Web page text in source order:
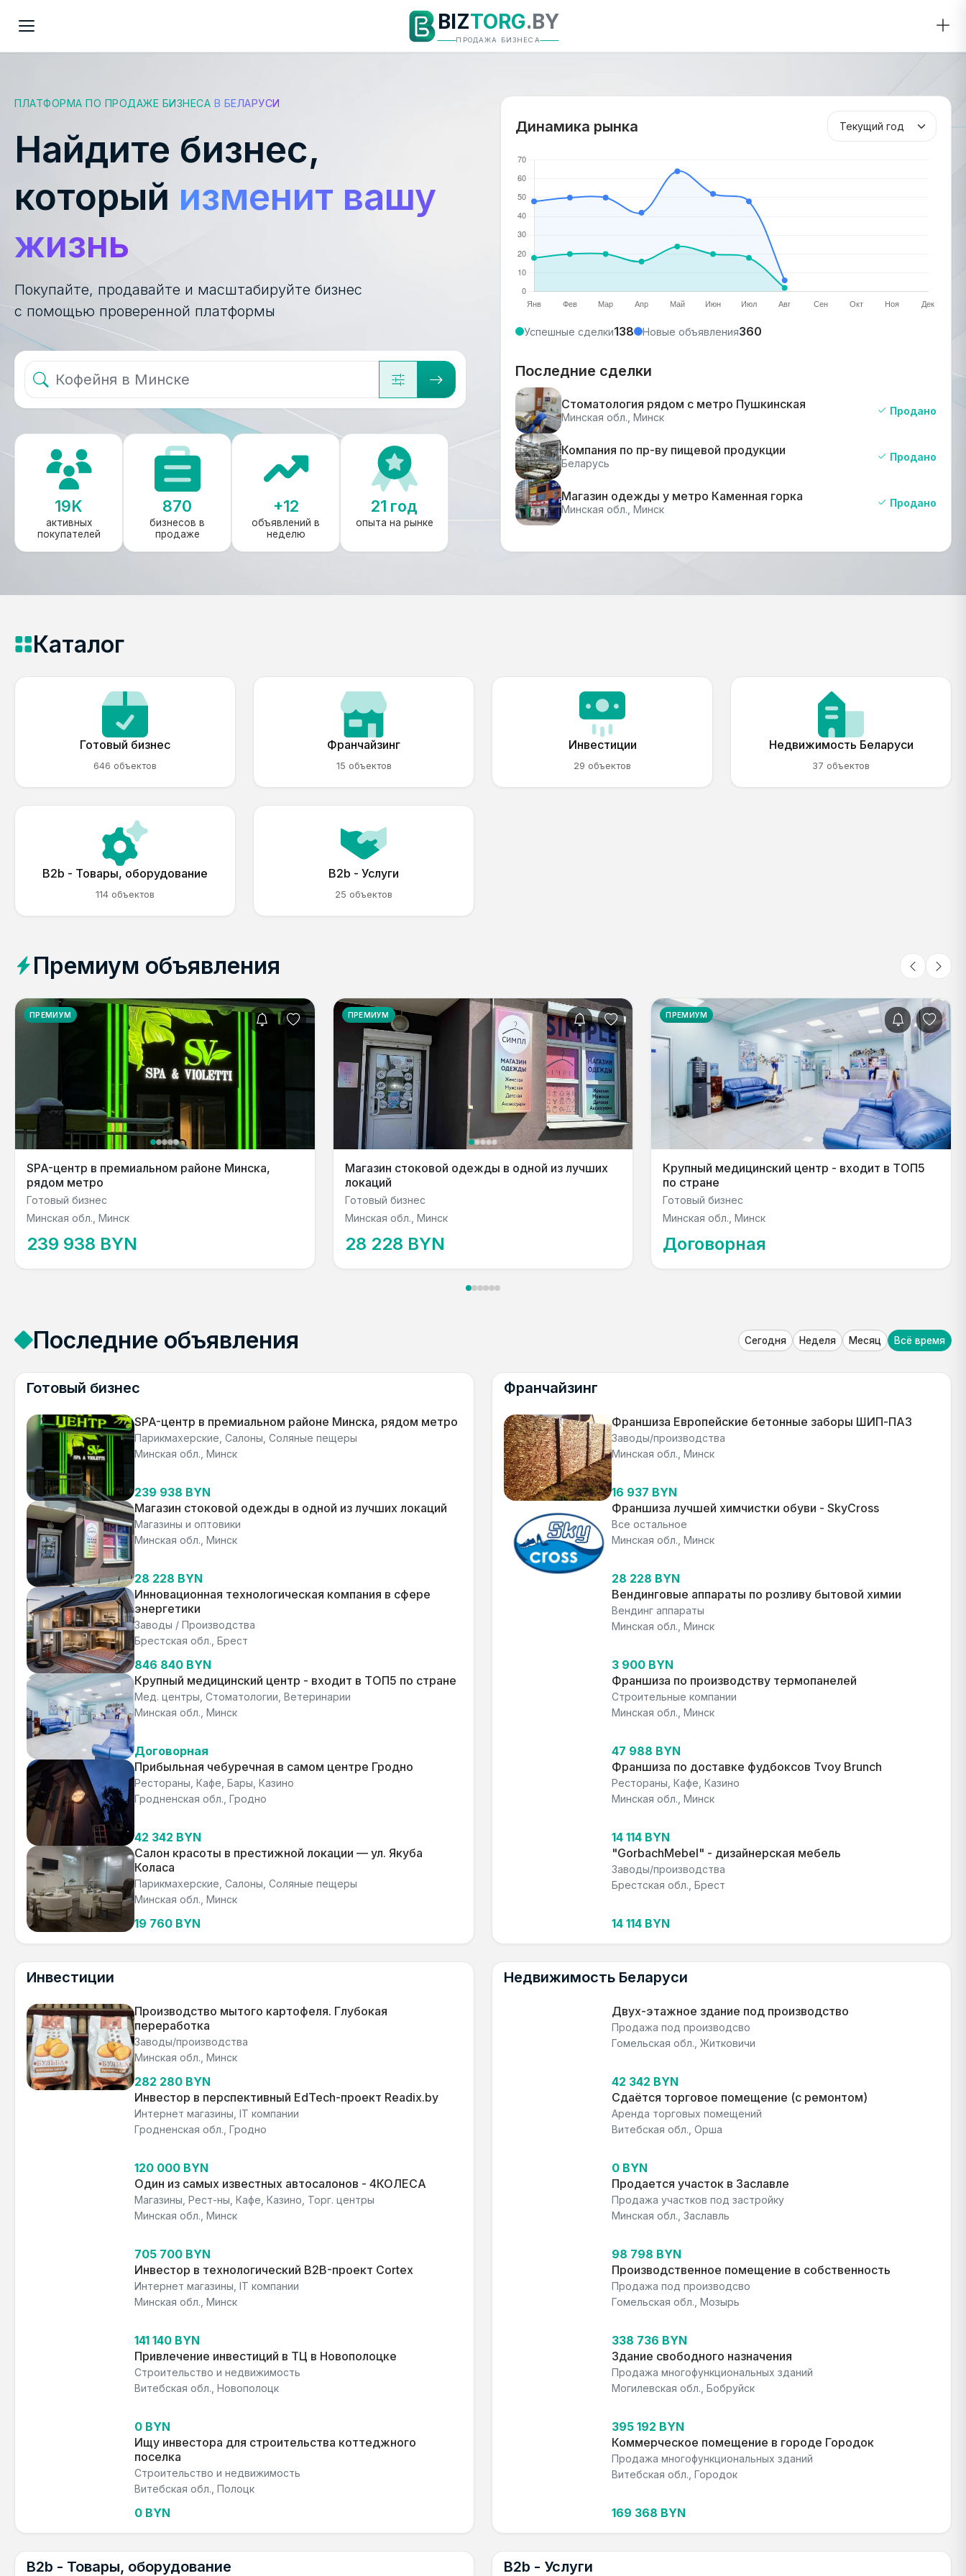
BIZTORG.BY
ПРОДАЖА БИЗНЕСА
ПЛАТФОРМА ПО ПРОДАЖЕ БИЗНЕСА В БЕЛАРУСИ
Найдите бизнес,
который изменит вашу
жизнь
Покупайте, продавайте и масштабируйте бизнес
с помощью проверенной платформы
19K
активных
покупателей
870
бизнесов в
продаже
+12
объявлений в
неделю
21 год
опыта на рынке
Динамика рынка
Период графика
Успешные сделки138 Новые объявления360
Последние сделки
Стоматология рядом с метро Пушкинская
Минская обл., Минск
Продано
Компания по пр-ву пищевой продукции
Беларусь
Продано
Магазин одежды у метро Каменная горка
Минская обл., Минск
Продано
Каталог
Готовый бизнес
646 объектов
Франчайзинг
15 объектов
Инвестиции
29 объектов
Недвижимость Беларуси
37 объектов
B2b - Товары, оборудование
114 объектов
B2b - Услуги
25 объектов
Премиум объявления
ПРЕМИУМ
SPA-центр в премиальном районе Минска,
рядом метро
Готовый бизнес
Минская обл., Минск
239 938 BYN
ПРЕМИУМ
Магазин стоковой одежды в одной из лучших
локаций
Готовый бизнес
Минская обл., Минск
28 228 BYN
ПРЕМИУМ
Крупный медицинский центр - входит в ТОП5
по стране
Готовый бизнес
Минская обл., Минск
Договорная
Последние объявления Сегодня Неделя Месяц Всё время
Готовый бизнес
SPA-центр в премиальном районе Минска, рядом метро
Парикмахерские, Салоны, Соляные пещеры
Минская обл., Минск
239 938 BYN
Магазин стоковой одежды в одной из лучших локаций
Магазины и оптовики
Минская обл., Минск
28 228 BYN
Инновационная технологическая компания в сфере
энергетики
Заводы / Производства
Брестская обл., Брест
846 840 BYN
Крупный медицинский центр - входит в ТОП5 по стране
Мед. центры, Стоматологии, Ветеринарии
Минская обл., Минск
Договорная
Прибыльная чебуречная в самом центре Гродно
Рестораны, Кафе, Бары, Казино
Гродненская обл., Гродно
42 342 BYN
Салон красоты в престижной локации — ул. Якуба
Коласа
Парикмахерские, Салоны, Соляные пещеры
Минская обл., Минск
19 760 BYN
Франчайзинг
Франшиза Европейские бетонные заборы ШИП-ПАЗ
Заводы/производства
Минская обл., Минск
16 937 BYN
Франшиза лучшей химчистки обуви - SkyCross
Все остальное
Минская обл., Минск
28 228 BYN
Вендинговые аппараты по розливу бытовой химии
Вендинг аппараты
Минская обл., Минск
3 900 BYN
Франшиза по производству термопанелей
Строительные компании
Минская обл., Минск
47 988 BYN
Франшиза по доставке фудбоксов Tvoy Brunch
Рестораны, Кафе, Казино
Минская обл., Минск
14 114 BYN
"GorbachMebel" - дизайнерская мебель
Заводы/производства
Брестская обл., Брест
14 114 BYN
Инвестиции
Производство мытого картофеля. Глубокая
переработка
Заводы/производства
Минская обл., Минск
282 280 BYN
Инвестор в перспективный EdTech-проект Readix.by
Интернет магазины, IT компании
Гродненская обл., Гродно
120 000 BYN
Один из самых известных автосалонов - 4КОЛЕСА
Магазины, Рест-ны, Кафе, Казино, Торг. центры
Минская обл., Минск
705 700 BYN
Инвестор в технологический B2B-проект Cortex
Интернет магазины, IT компании
Минская обл., Минск
141 140 BYN
Привлечение инвестиций в ТЦ в Новополоцке
Строительство и недвижимость
Витебская обл., Новополоцк
0 BYN
Ищу инвестора для строительства коттеджного
поселка
Строительство и недвижимость
Витебская обл., Полоцк
0 BYN
Недвижимость Беларуси
Двух-этажное здание под производство
Продажа под производсво
Гомельская обл., Житковичи
42 342 BYN
Сдаётся торговое помещение (с ремонтом)
Аренда торговых помещений
Витебская обл., Орша
0 BYN
Продается участок в Заславле
Продажа участков под застройку
Минская обл., Заславль
98 798 BYN
Производственное помещение в собственность
Продажа под производсво
Гомельская обл., Мозырь
338 736 BYN
Здание свободного назначения
Продажа многофункциональных зданий
Могилевская обл., Бобруйск
395 192 BYN
Коммерческое помещение в городе Городок
Продажа многофункциональных зданий
Витебская обл., Городок
169 368 BYN
B2b - Товары, оборудование B2b - Услуги